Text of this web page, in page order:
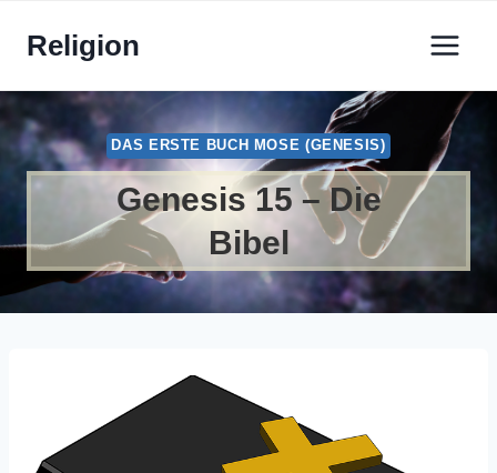
InhaltReligion
DAS ERSTE BUCH MOSE (GENESIS)
Genesis 15 – Die
Bibel